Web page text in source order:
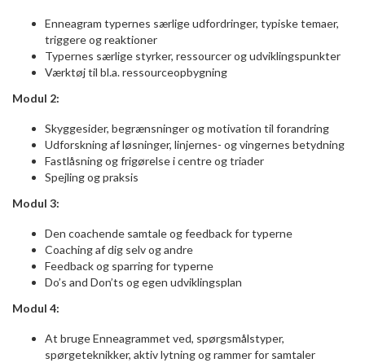
Enneagram typernes særlige udfordringer, typiske temaer,
triggere og reaktioner
Typernes særlige styrker, ressourcer og udviklingspunkter
Værktøj til bl.a. ressourceopbygning
Modul 2:
Skyggesider, begrænsninger og motivation til forandring
Udforskning af løsninger, linjernes- og vingernes betydning
Fastlåsning og frigørelse i centre og triader
Spejling og praksis
Modul 3:
Den coachende samtale og feedback for typerne
Coaching af dig selv og andre
Feedback og sparring for typerne
Do’s and Don’ts og egen udviklingsplan
Modul 4:
At bruge Enneagrammet ved, spørgsmålstyper,
spørgeteknikker, aktiv lytning og rammer for samtaler